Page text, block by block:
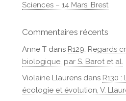
Sciences – 14 Mars, Brest
Commentaires récents
Anne Tdans R129: Regards
biologique, par S. Barot et al.
Violaine Llaurensdans R130
écologie et évolution, V.